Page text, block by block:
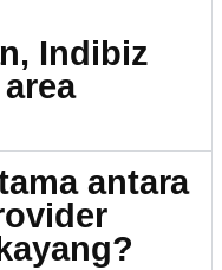
Indibiz
antara